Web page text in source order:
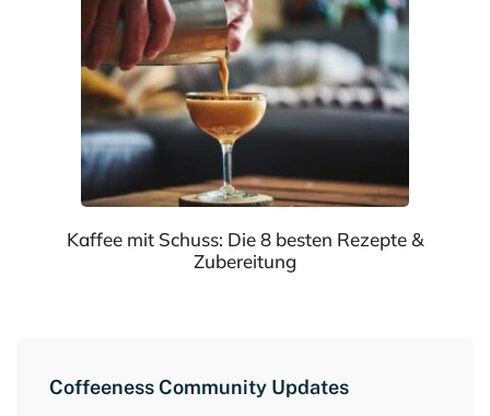
Kaffee mit Schuss: Die 8 besten Rezepte &
Zubereitung
Coffeeness Community Updates